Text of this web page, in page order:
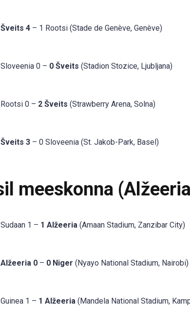
Šveits 4 – 1 Rootsi (Stade de Genève, Genève)
0 – 0 Šveits (Stadion Stozice, Ljubljana)
0 – 2 Šveits (Strawberry Arena, Solna)
Šveits 3 – 0 Sloveenia (St. Jakob-Park, Basel)
meeskonna
1 – 1 Alžeeria (Amaan Stadium, Zanzibar City)
Alžeeria 0 – 0 Niger (Nyayo National Stadium, Nairobi)
1 – 1 Alžeeria (Mandela National Stadium,